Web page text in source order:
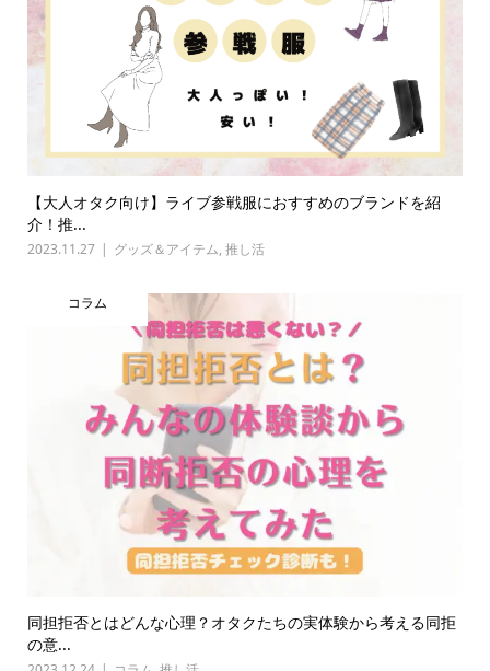
【大人オタク向け】ライブ参戦服におすすめのブランドを紹
介！推...
2023.11.27 グッズ＆アイテム, 推し活
コラム
同担拒否とはどんな心理？オタクたちの実体験から考える同拒
の意...